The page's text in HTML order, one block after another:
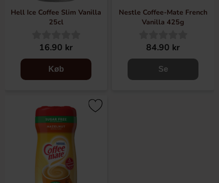
Hell Ice Coffee Slim Vanilla
25cl
16.90 kr
Køb
Nestle Coffee-Mate French
Vanilla 425g
84.90 kr
Se